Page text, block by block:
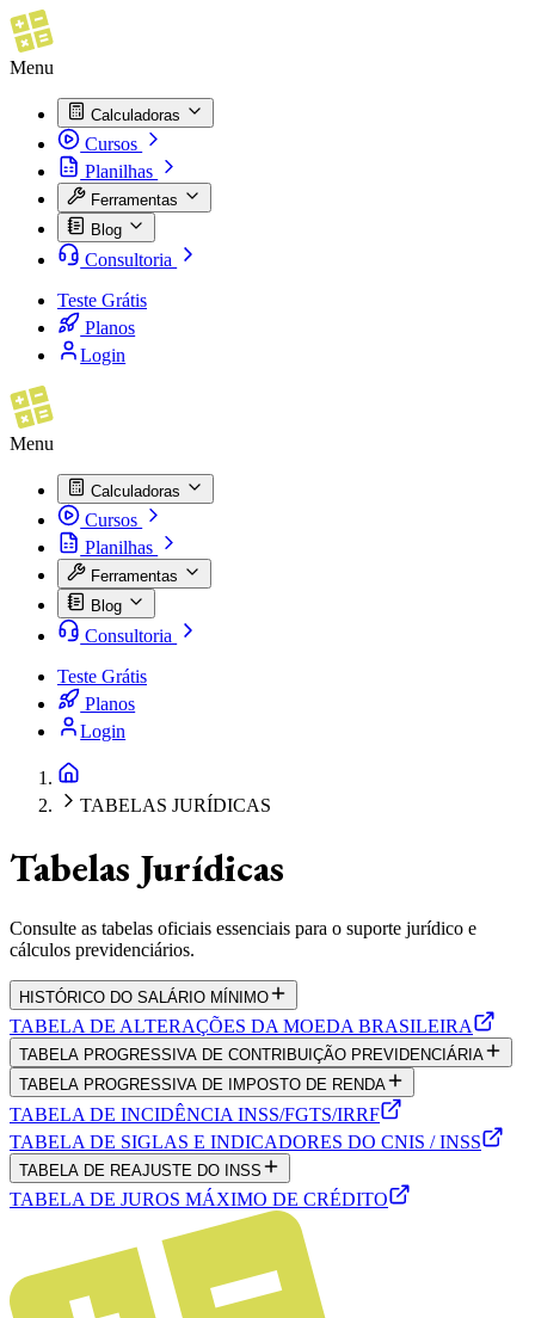
Menu
Calculadoras
Cursos
Planilhas
Ferramentas
Blog
Consultoria
Teste Grátis
Planos
Login
Menu
Calculadoras
Cursos
Planilhas
Ferramentas
Blog
Consultoria
Teste Grátis
Planos
Login
TABELAS JURÍDICAS
Tabelas Jurídicas
Consulte as tabelas oficiais essenciais para o suporte jurídico e
cálculos previdenciários.
HISTÓRICO DO SALÁRIO MÍNIMO
TABELA DE ALTERAÇÕES DA MOEDA BRASILEIRA
TABELA PROGRESSIVA DE CONTRIBUIÇÃO PREVIDENCIÁRIA
TABELA PROGRESSIVA DE IMPOSTO DE RENDA
TABELA DE INCIDÊNCIA INSS/FGTS/IRRF
TABELA DE SIGLAS E INDICADORES DO CNIS / INSS
TABELA DE REAJUSTE DO INSS
TABELA DE JUROS MÁXIMO DE CRÉDITO